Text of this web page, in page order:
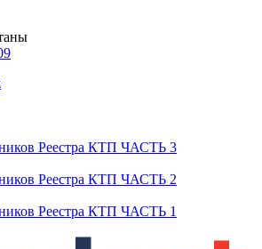
Реестра КТП ЧАСТЬ 3
Реестра КТП ЧАСТЬ 2
Реестра КТП ЧАСТЬ 1